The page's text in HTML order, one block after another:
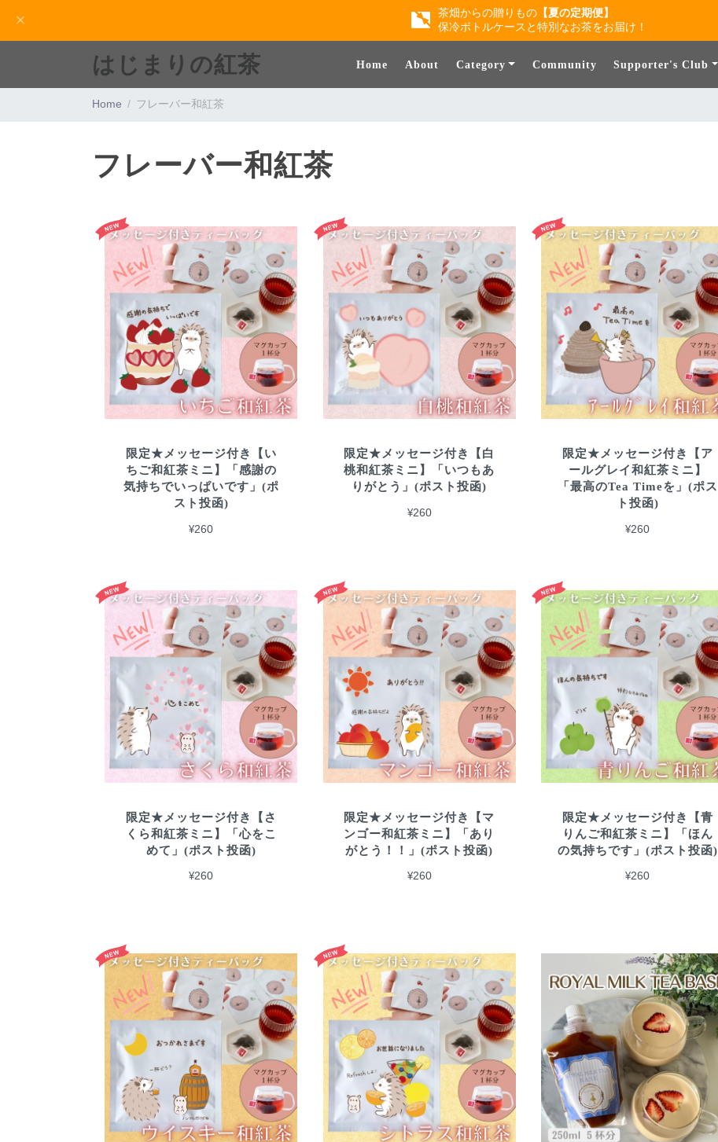
茶畑からの贈りもの【夏の定期便】
保冷ボトルケースと特別なお茶をお届け！
はじまりの紅茶 Home About Category Community Supporter's Club
Home フレーバー和紅茶
フレーバー和紅茶
限定★メッセージ付き【い
ちご和紅茶ミニ】「感謝の
気持ちでいっぱいです」(ポ
スト投函)
¥260
限定★メッセージ付き【白
桃和紅茶ミニ】「いつもあ
りがとう」(ポスト投函)
¥260
限定★メッセージ付き【ア
ールグレイ和紅茶ミニ】
「最高のTea Timeを」(ポス
ト投函)
¥260
限定★メッセージ付き【さ
くら和紅茶ミニ】「心をこ
めて」(ポスト投函)
¥260
限定★メッセージ付き【マ
ンゴー和紅茶ミニ】「あり
がとう！！」(ポスト投函)
¥260
限定★メッセージ付き【青
りんご和紅茶ミニ】「ほん
の気持ちです」(ポスト投函)
¥260